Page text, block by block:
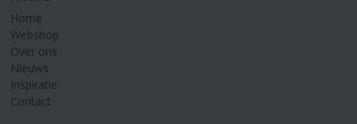
Home
Webshop
Over ons
Nieuws
Inspiratie
Contact